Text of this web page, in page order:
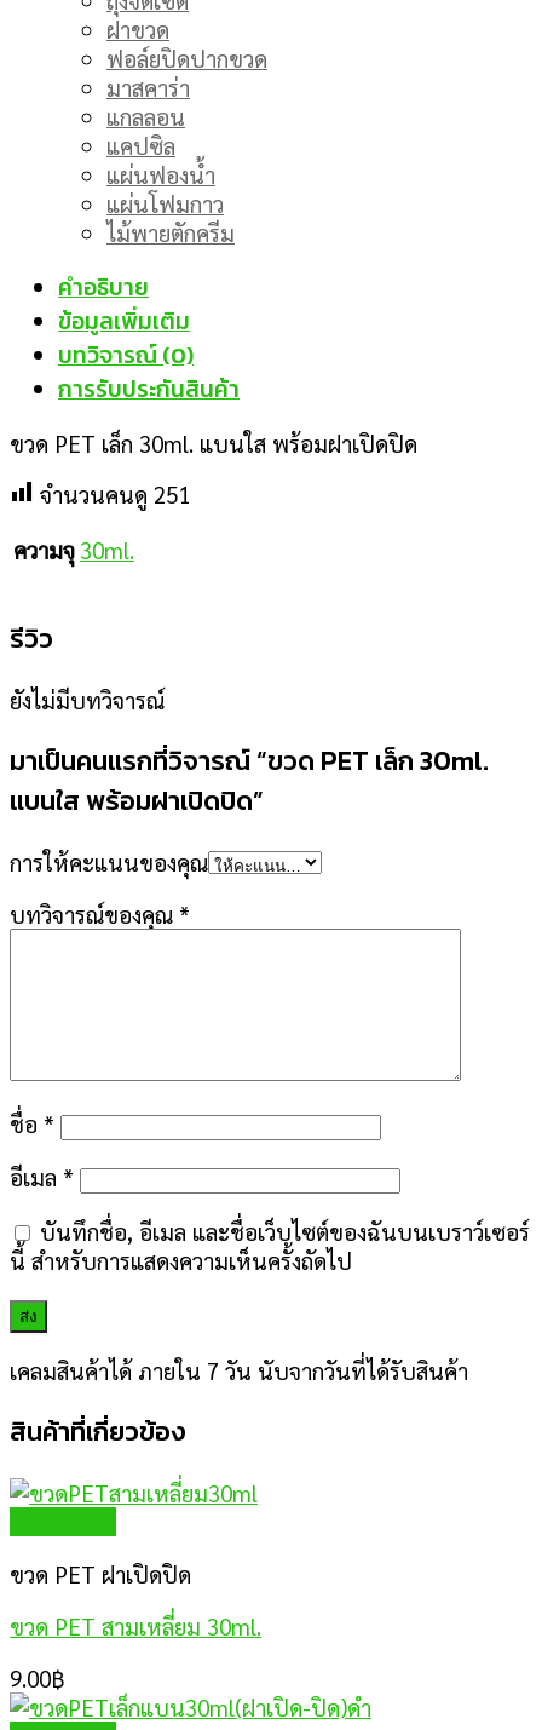
ฝาขวด
ฟอล์ยปิดปากขวด
มาสคาร่า
แกลลอน
แคปซิล
แผ่นฟองน้ำ
แผ่นโฟมกาว
ไม้พายตักครีม
คำอธิบาย
ข้อมูลเพิ่มเติม
บทวิจารณ์ (0)
การรับประกันสินค้า
ขวด PET เล็ก 30ml. แบนใส พร้อมฝาเปิดปิด
จำนวนคนดู 251
ความจุ 30ml.
รีวิว
ยังไม่มีบทวิจารณ์
มาเป็นคนแรกที่วิจารณ์ “ขวด PET เล็ก 30ml.
แบนใส พร้อมฝาเปิดปิด”
การให้คะแนนของคุณ
บทวิจารณ์ของคุณ *
ชื่อ *
อีเมล *
บันทึกชื่อ, อีเมล และชื่อเว็บไซต์ของฉันบนเบราว์เซอร์
นี้ สำหรับการแสดงความเห็นครั้งถัดไป
เคลมสินค้าได้ ภายใน 7 วัน นับจากวันที่ได้รับสินค้า
สินค้าที่เกี่ยวข้อง
ขวด PET ฝาเปิดปิด
ขวด PET สามเหลี่ยม 30ml.
9.00฿